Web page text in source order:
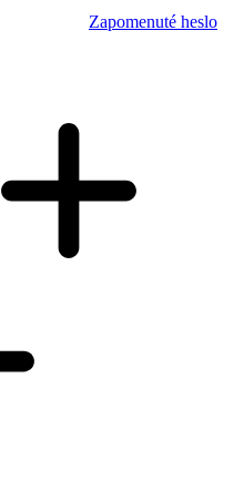
Zapomenuté heslo